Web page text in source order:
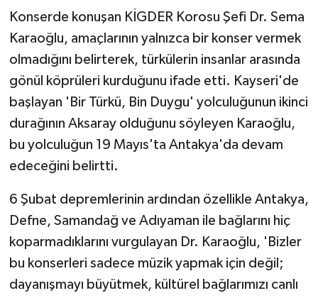
Konserde konuşan KİGDER Korosu Şefi Dr. Sema
Karaoğlu, amaçlarının yalnızca bir konser vermek
olmadığını belirterek, türkülerin insanlar arasında
gönül köprüleri kurduğunu ifade etti. Kayseri'de
başlayan 'Bir Türkü, Bin Duygu' yolculuğunun ikinci
durağının Aksaray olduğunu söyleyen Karaoğlu,
bu yolculuğun 19 Mayıs'ta Antakya'da devam
edeceğini belirtti.
6 Şubat depremlerinin ardından özellikle Antakya,
Defne, Samandağ ve Adıyaman ile bağlarını hiç
koparmadıklarını vurgulayan Dr. Karaoğlu, 'Bizler
bu konserleri sadece müzik yapmak için değil;
dayanışmayı büyütmek, kültürel bağlarımızı canlı